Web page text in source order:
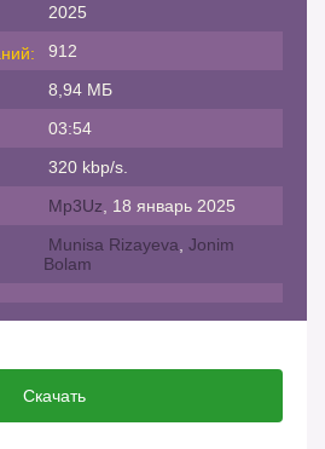
2025
912
8,94 МБ
03:54
320 kbp/s.
Mp3Uz , 18 январь 2025
Munisa Rizayeva Jonim
Bolam
Скачать